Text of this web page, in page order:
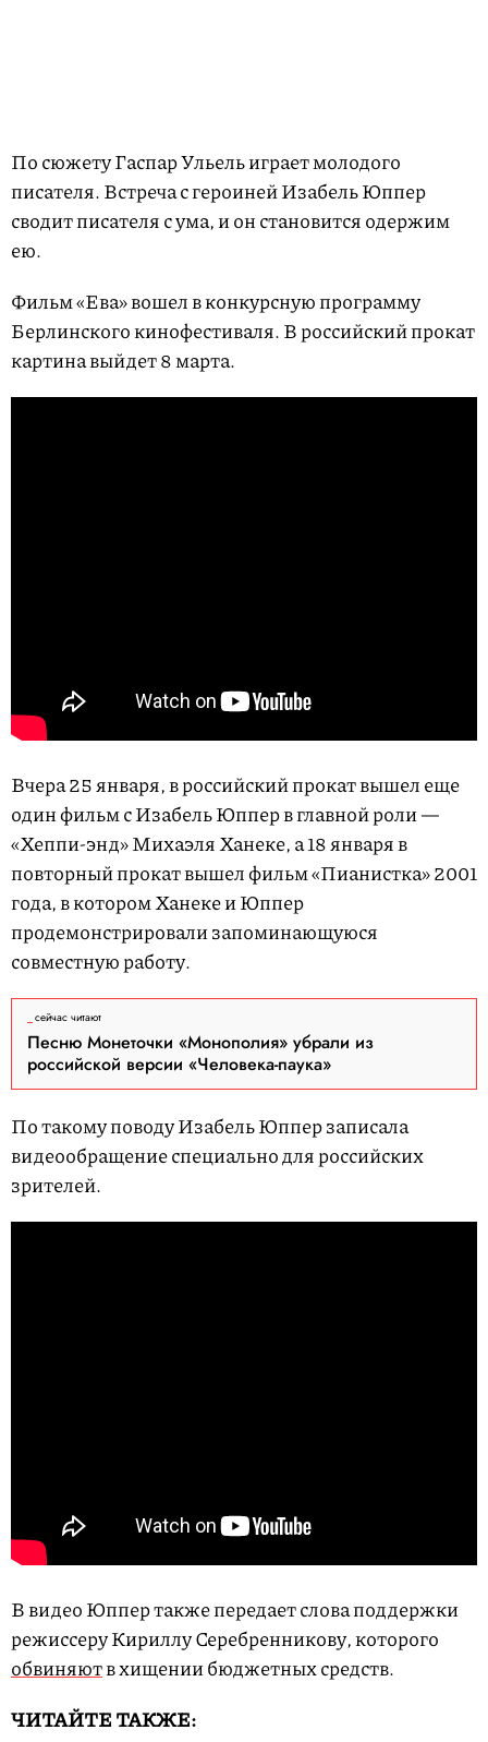
По сюжету Гаспар Ульель играет молодого
писателя. Встреча с героиней Изабель Юппер
сводит писателя с ума, и он становится одержим
ею.
Фильм «Ева» вошел в конкурсную программу
Берлинского кинофестиваля. В российский прокат
картина выйдет 8 марта.
Вчера 25 января, в российский прокат вышел еще
один фильм с Изабель Юппер в главной роли —
«Хеппи-энд» Михаэля Ханеке, а 18 января в
повторный прокат вышел фильм «Пианистка» 2001
года, в котором Ханеке и Юппер
продемонстрировали запоминающуюся
совместную работу.
сейчас читают
Песню Монеточки «Монополия» убрали из
российской версии «Человека-паука»
По такому поводу Изабель Юппер записала
видеообращение специально для российских
зрителей.
В видео Юппер также передает слова поддержки
режиссеру Кириллу Серебренникову, которого
обвиняютв хищении бюджетных средств.
ЧИТАЙТЕ ТАКЖЕ: